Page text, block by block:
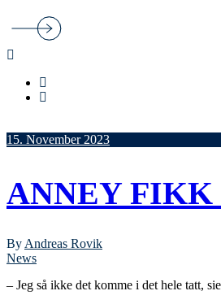
15. November 2023
ANNEY FIKK
By Andreas Rovik
News
– Jeg så ikke det komme i det hele tatt,